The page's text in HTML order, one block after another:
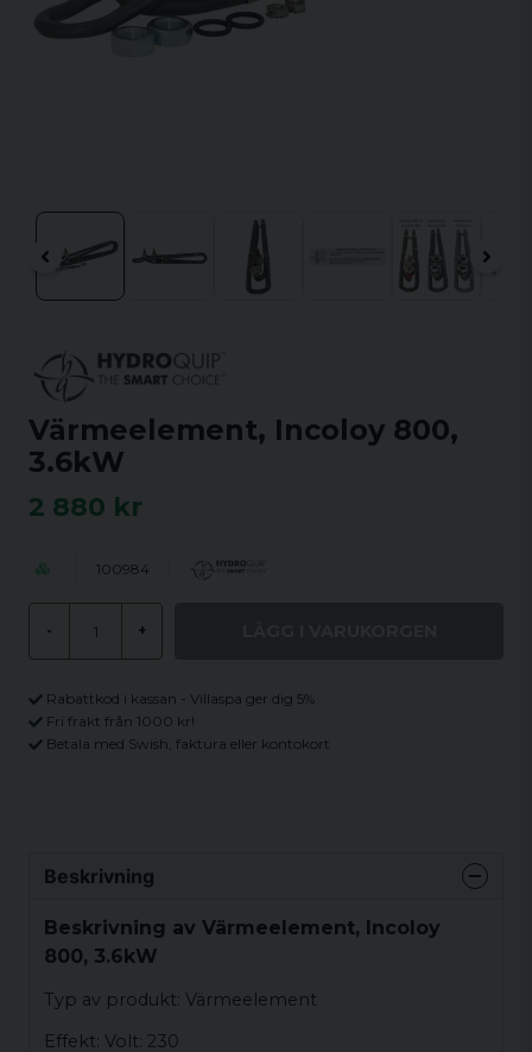
Värmeelement, Incoloy 800,
3.6kW
2 880 kr
100984
- +
Rabattkod i kassan - Villaspa ger dig 5%
Fri frakt från 1000 kr!
Betala med Swish, faktura eller kontokort
Beskrivning
Beskrivning av Värmeelement, Incoloy
800, 3.6kW
Typ av produkt: Värmeelement
Effekt: Volt: 230